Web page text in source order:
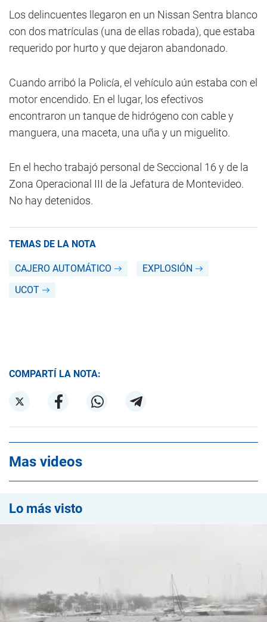
Los delincuentes llegaron en un Nissan Sentra blanco
con dos matrículas (una de ellas robada), que estaba
requerido por hurto y que dejaron abandonado.
Cuando arribó la Policía, el vehículo aún estaba con el
motor encendido. En el lugar, los efectivos
encontraron un tanque de hidrógeno con cable y
manguera, una maceta, una uña y un miguelito.
En el hecho trabajó personal de Seccional 16 y de la
Zona Operacional III de la Jefatura de Montevideo.
No hay detenidos.
TEMAS DE LA NOTA
CAJERO AUTOMÁTICO
EXPLOSIÓN
UCOT
COMPARTÍ LA NOTA:
Mas videos
Lo más visto